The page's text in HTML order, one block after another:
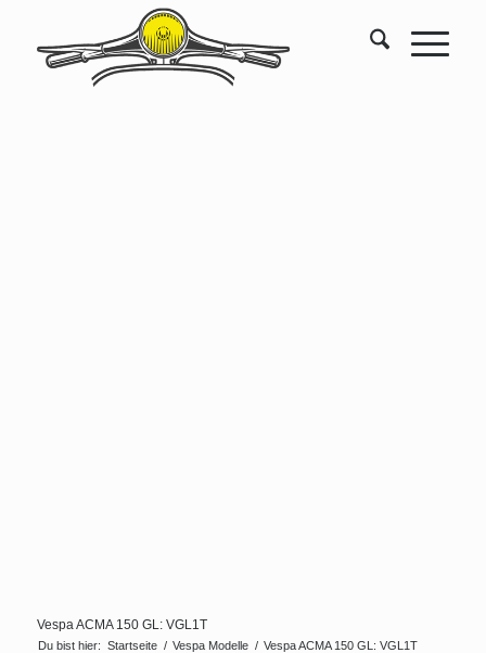
Vespa ACMA 150 GL: VGL1T
Du bist hier: Startseite / Vespa Modelle / Vespa ACMA 150 GL: VGL1T